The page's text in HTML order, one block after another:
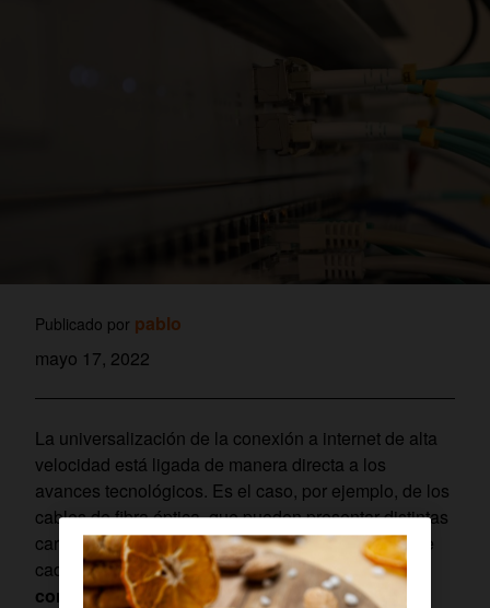
Publicado por pablo
mayo 17, 2022
La universalización de la conexión a internet de alta
velocidad está ligada de manera directa a los
avances tecnológicos. Es el caso, por ejemplo, de los
cables de fibra óptica, que pueden presentar distintas
características según las necesidades concretas de
cada instalación. A continuación veremos en qué
consiste la fibra óptica multimodo, así como sus